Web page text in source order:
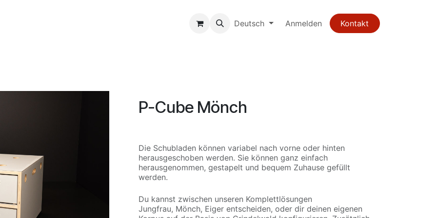
Deutsch Anmelden Kontakt
P-Cube Mönch
Die Schubladen können variabel nach vorne oder hinten
herausgeschoben werden. Sie können ganz einfach
herausgenommen, gestapelt und bequem Zuhause gefüllt
werden.
Du kannst zwischen unseren Komplettlösungen
Jungfrau, Mönch, Eiger entscheiden, oder dir deinen eigenen